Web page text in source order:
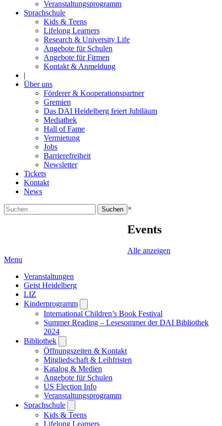
Veranstaltungsprogramm
Sprachschule
Kids & Teens
Lifelong Learners
Research & University Life
Angebote für Schulen
Angebote für Firmen
Kontakt & Anmeldung
|
Über uns
Förderer & Kooperationspartner
Gremien
Das DAI Heidelberg feiert Jubiläum
Mediathek
Hall of Fame
Vermietung
Jobs
Barrierefreiheit
Newsletter
Tickets
Kontakt
News
Suchen
nach:
×
Events
Alle anzeigen
Menu
Veranstaltungen
Geist Heidelberg
LIZ
Kinderprogramm
submenu
International Children’s Book Festival
Summer Reading – Lesesommer der DAI Bibliothek
2024
Bibliothek
submenu
Öffnungszeiten & Kontakt
Mitgliedschaft & Leihfristen
Katalog & Medien
Angebote für Schulen
US Election Info
Veranstaltungsprogramm
Sprachschule
submenu
Kids & Teens
Lifelong Learners